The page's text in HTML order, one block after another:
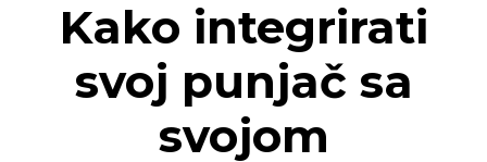
Kako integrirati
svoj punjač sa
svojom